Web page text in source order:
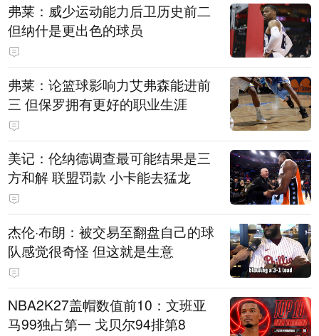
弗莱：威少运动能力后卫历史前二
但纳什是更出色的球员
弗莱：论篮球影响力艾弗森能进前
三 但保罗拥有更好的职业生涯
美记：伦纳德调查最可能结果是三
方和解 联盟罚款 小卡能去猛龙
杰伦·布朗：被交易至翻盘自己的球
队感觉很奇怪 但这就是生意
NBA2K27盖帽数值前10：文班亚
马99独占第一 戈贝尔94排第8